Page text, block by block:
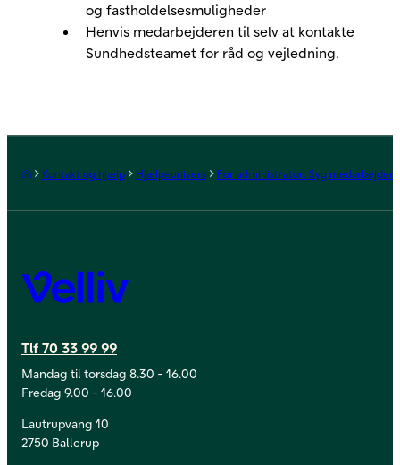
og fastholdelsesmuligheder
Henvis medarbejderen til selv at kontakte
Sundhedsteamet for råd og vejledning.
Forside
Kontakt og hjælp Hjælpeunivers For administrator: Syg medarbejder
Velliv
Tlf 70 33 99 99
Mandag til torsdag 8.30 - 16.00
Fredag 9.00 - 16.00
Lautrupvang 10
2750 Ballerup